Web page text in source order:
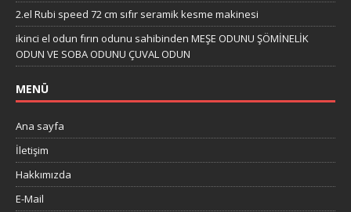
2.el Rubi speed 72 cm sıfır seramik kesme makinesi
ikinci el odun fırın odunu sahibinden MEŞE ODUNU ŞÖMİNELİK
ODUN VE SOBA ODUNU ÇUVAL ODUN
MENÜ
Ana sayfa
İletişim
Hakkımızda
E-Mail